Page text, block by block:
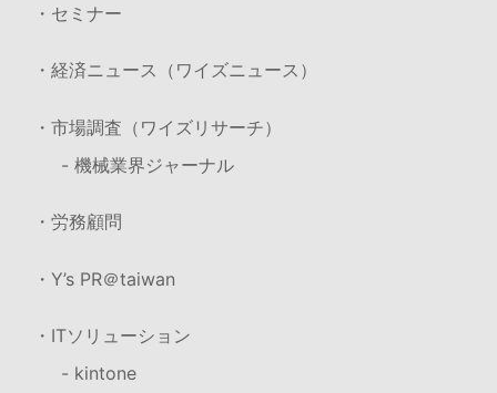
・セミナー
・経済ニュース（ワイズニュース）
・市場調査（ワイズリサーチ）
- 機械業界ジャーナル
・労務顧問
・Y’s PR＠taiwan
・ITソリューション
- kintone